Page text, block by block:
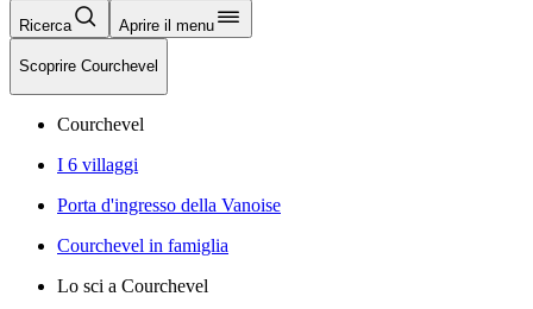
Ricerca Aprire il menu
Scoprire Courchevel
Courchevel
I 6 villaggi
Porta d'ingresso della Vanoise
Courchevel in famiglia
Lo sci a Courchevel